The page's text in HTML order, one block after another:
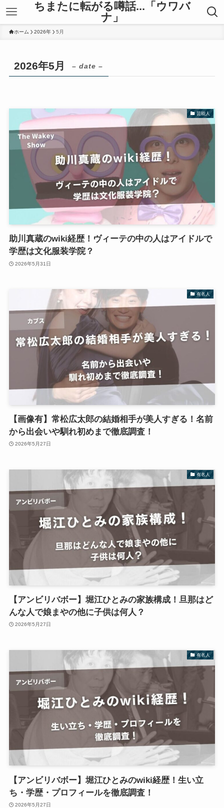
ちまたに転がる噂話...「ウワバ
ナ」
ホーム 2026年 5月
2026年5月 – date –
芸能人
助川真蔵のwiki経歴！ヴィーテの中の人はアイドルで
学歴は文化服装学院？
2026年5月31日
有名人
【画像有】常松広太郎の結婚相手が美人すぎる！名前
から出会いや馴れ初めまで徹底調査！
2026年5月27日
有名人
【アンビリバボー】堀江ひとみの家族構成！旦那はど
んな人で娘まやの他に子供は何人？
2026年5月27日
有名人
【アンビリバボー】堀江ひとみのwiki経歴！生い立
ち・学歴・プロフィールを徹底調査！
2026年5月27日